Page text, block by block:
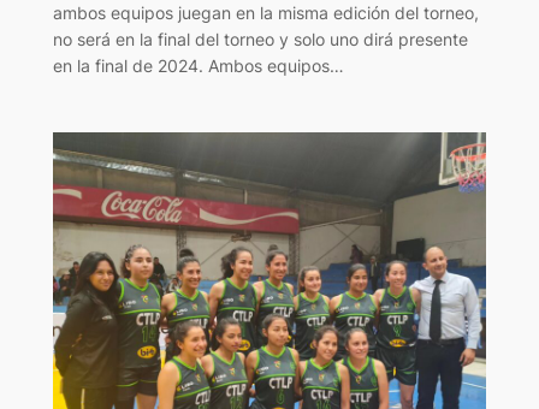
ambos equipos juegan en la misma edición del torneo,
no será en la final del torneo y solo uno dirá presente
en la final de 2024. Ambos equipos…